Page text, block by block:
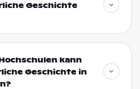
Geschichte
kann
Geschichte in